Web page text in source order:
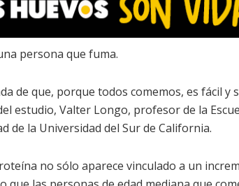
persona que fuma.
de que, porque todos comemos, es fácil
estudio, Valter Longo, profesor de la
de la Universidad del Sur de California.
no sólo aparece vinculado a un